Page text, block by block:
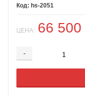
hs-2051
ЦЕНА: 66 500
-